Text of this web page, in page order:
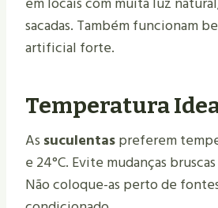
sacadas. Também funcionam
artificial forte.
Temperatura
As suculentaspreferem
e 24°C. Evite mudanças
Não coloque-as perto de